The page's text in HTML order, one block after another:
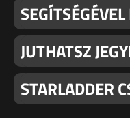
JUTHATSZ
STARLADDER